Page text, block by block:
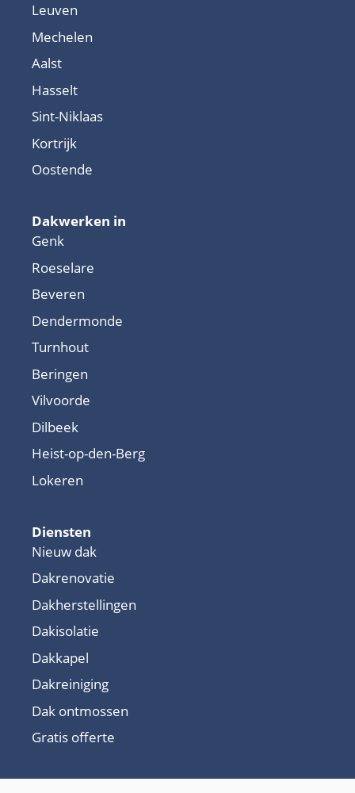
Leuven
Mechelen
Aalst
Hasselt
Sint-Niklaas
Kortrijk
Oostende
Dakwerken in
Genk
Roeselare
Beveren
Dendermonde
Turnhout
Beringen
Vilvoorde
Dilbeek
Heist-op-den-Berg
Lokeren
Diensten
Nieuw dak
Dakrenovatie
Dakherstellingen
Dakisolatie
Dakkapel
Dakreiniging
Dak ontmossen
Gratis offerte